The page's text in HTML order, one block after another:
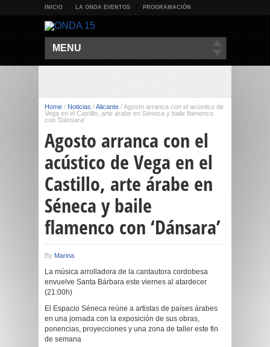
INICIO LA ONDA EVENTOS PROGRAMACIÓN
MENU
Home / Noticias /Alicante /Agosto arranca con el acústico de
Vega en el Castillo, arte árabe en Séneca y baile flamenco
con ‘Dánsara’
Agosto arranca con el
acústico de Vega en el
Castillo, arte árabe en
Séneca y baile
flamenco con ‘Dánsara’
By Marina
La música arrolladora de la cantautora cordobesa
envuelve Santa Bárbara este viernes al atardecer
(21:00h)
El Espacio Séneca reúne a artistas de países árabes
en una jornada con la exposición de sus obras,
ponencias, proyecciones y una zona de taller este fin
de semana